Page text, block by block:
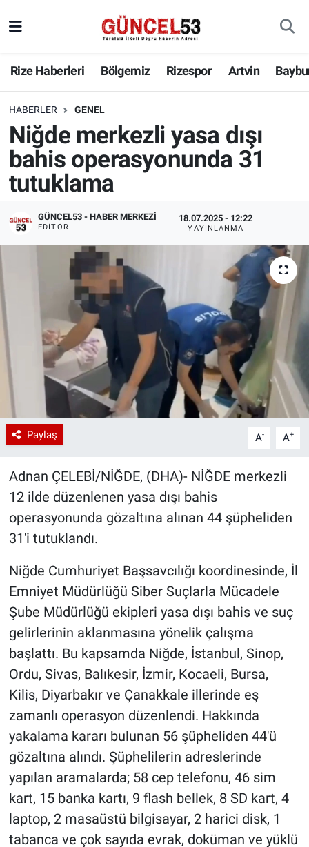
Rize Haberleri Bölgemiz Rizespor Artvin
HABERLER GENEL
Niğde merkezli yasa dışı
bahis operasyonunda 31
tutuklama
GÜNCEL53 - HABER MERKEZI
EDITÖR
18.07.2025 - 12:22
YAYINLANMA
Paylaş A- A+
Adnan ÇELEBİ/NİĞDE, (DHA)- NİĞDE merkezli
12 ilde düzenlenen yasa dışı bahis
operasyonunda gözaltına alınan 44 şüpheliden
31'i tutuklandı.
Niğde Cumhuriyet Başsavcılığı koordinesinde, İl
Emniyet Müdürlüğü Siber Suçlarla Mücadele
Şube Müdürlüğü ekipleri yasa dışı bahis ve suç
gelirlerinin aklanmasına yönelik çalışma
başlattı. Bu kapsamda Niğde, İstanbul, Sinop,
Ordu, Sivas, Balıkesir, İzmir, Kocaeli, Bursa,
Kilis, Diyarbakır ve Çanakkale illerinde eş
zamanlı operasyon düzenlendi. Hakkında
yakalama kararı bulunan 56 şüpheliden 44'ü
gözaltına alındı. Şüphelilerin adreslerinde
yapılan aramalarda; 58 cep telefonu, 46 sim
kart, 15 banka kartı, 9 flash bellek, 8 SD kart, 4
laptop, 2 masaüstü bilgisayar, 2 harici disk, 1
tabanca ve çok sayıda evrak, doküman ve yüklü